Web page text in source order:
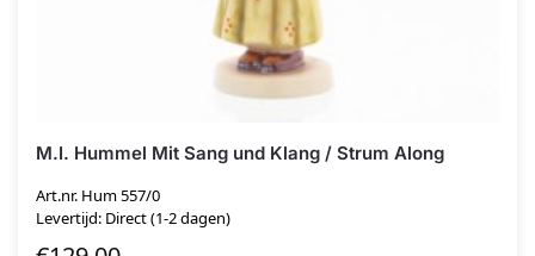
M.I. Hummel Mit Sang und Klang / Strum Along
Art.nr. Hum 557/0
Levertijd: Direct (1-2 dagen)